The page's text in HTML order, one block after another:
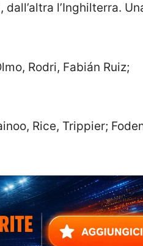
l’Inghilterra.
Rodri, Fabián Ruiz;
Rice, Trippier;